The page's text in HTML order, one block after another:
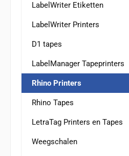
LabelWriter Etiketten
LabelWriter Printers
D1 tapes
LabelManager Tapeprinters
Rhino Printers
Rhino Tapes
LetraTag Printers en Tapes
Weegschalen